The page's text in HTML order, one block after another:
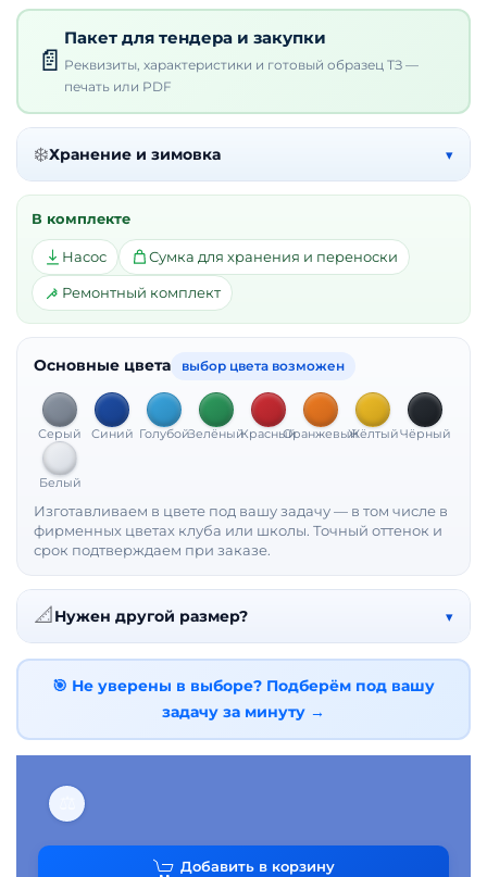
📄
Пакет для тендера и закупки
Реквизиты, характеристики и готовый образец ТЗ —
печать или PDF
❄️Хранение и зимовка ▾
В комплекте
Насос Сумка для хранения и переноски
Ремонтный комплект
Основные цвета выбор цвета возможен
Серый Синий ГолубойЗелёныйКрасныйОранжевыйЖёлтыйЧёрный
Белый
Изготавливаем в цвете под вашу задачу — в том числе в
фирменных цветах клуба или школы. Точный оттенок и
срок подтверждаем при заказе.
📐 Нужен другой размер? ▾
🎯 Не уверены в выборе? Подберём под вашу
задачу за минуту →
Добавить в корзину